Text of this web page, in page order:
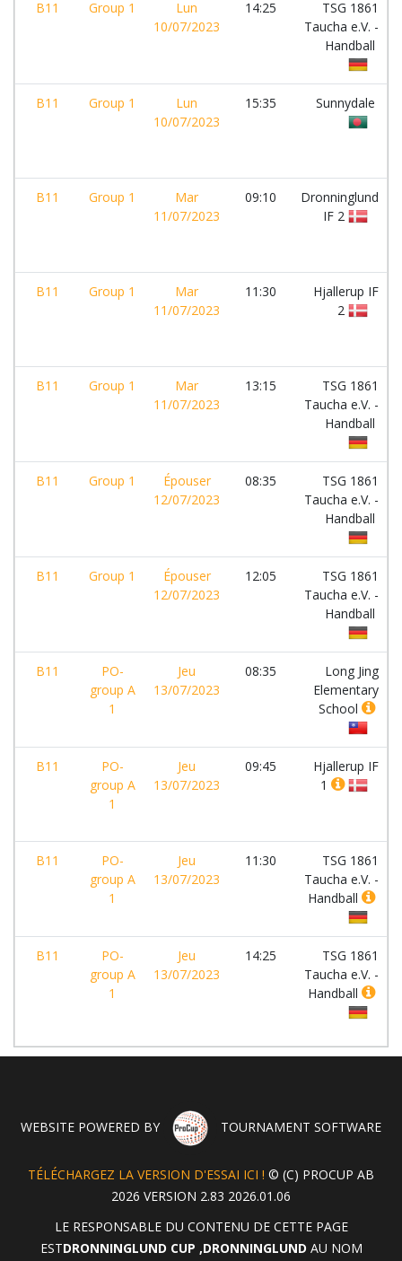
B11 Group 1
Lun
10/07/2023
14:25
TSG 1861
Taucha e.V. -
Handball
B11 Group 1
Lun
10/07/2023
15:35 Sunnydale
B11 Group 1
Mar
11/07/2023
09:10
Dronninglund
IF 2
B11 Group 1
Mar
11/07/2023
11:30
Hjallerup IF
2
B11 Group 1
Mar
11/07/2023
13:15
TSG 1861
Taucha e.V. -
Handball
B11 Group 1
Épouser
12/07/2023
08:35
TSG 1861
Taucha e.V. -
Handball
B11 Group 1
Épouser
12/07/2023
12:05
TSG 1861
Taucha e.V. -
Handball
B11
PO-
group A
1
Jeu
13/07/2023
08:35
Long Jing
Elementary
School
B11
PO-
group A
1
Jeu
13/07/2023
09:45
Hjallerup IF
1
B11
PO-
group A
1
Jeu
13/07/2023
11:30
TSG 1861
Taucha e.V. -
Handball
B11
PO-
group A
1
Jeu
13/07/2023
14:25
TSG 1861
Taucha e.V. -
Handball
WEBSITE POWERED BY TOURNAMENT SOFTWARE
TÉLÉCHARGEZ LA VERSION D'ESSAI ICI ! © (C) PROCUP AB
2026 VERSION 2.83 2026.01.06
LE RESPONSABLE DU CONTENU DE CETTE PAGE
ESTDRONNINGLUND CUP ,DRONNINGLUND AU NOM